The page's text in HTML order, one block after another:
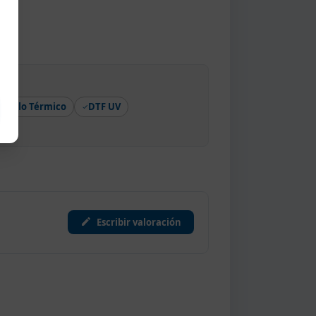
Vinilo Térmico
DTF UV
Escribir valoración